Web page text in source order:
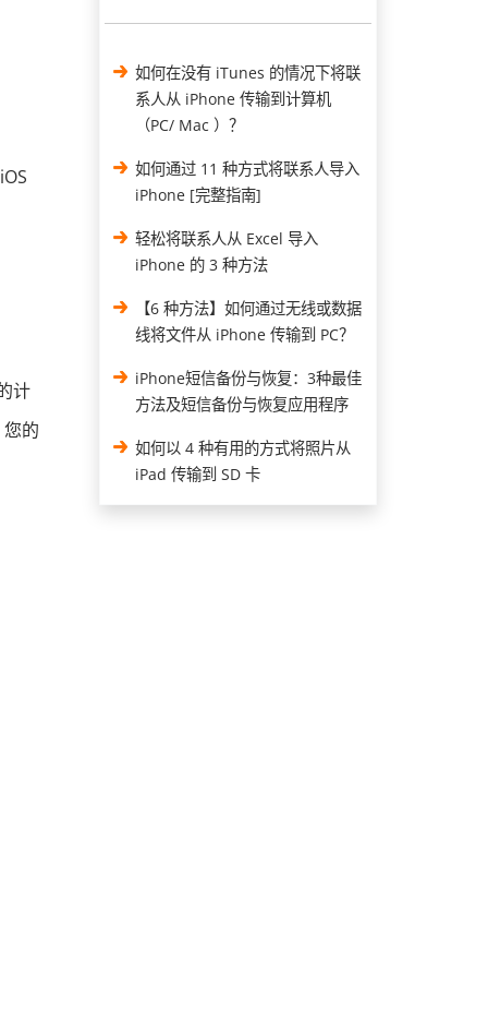
计
的
如何在没有 iTunes 的情况下将联
系人从 iPhone 传输到计算机
（PC/ Mac ）？
如何通过 11 种方式将联系人导入
iPhone [完整指南]
轻松将联系人从 Excel 导入
iPhone 的 3 种方法
【6 种方法】如何通过无线或数据
线将文件从 iPhone 传输到 PC？
iPhone短信备份与恢复：3种最佳
方法及短信备份与恢复应用程序
如何以 4 种有用的方式将照片从
iPad 传输到 SD 卡